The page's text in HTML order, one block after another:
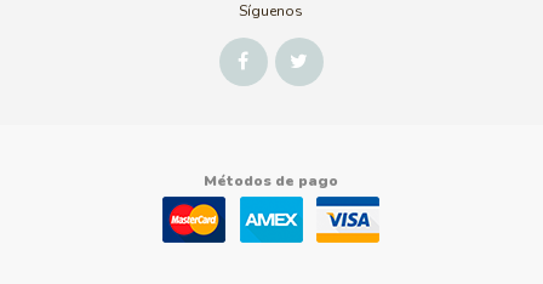
Síguenos
Métodos de pago